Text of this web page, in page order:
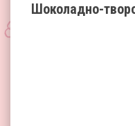
Шоколадно-